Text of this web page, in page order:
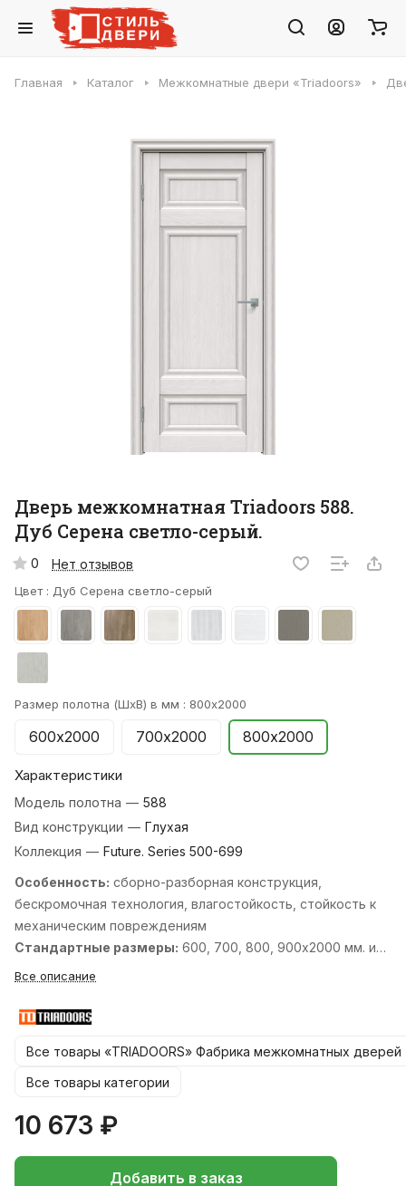
Главная Каталог Межкомнатные двери «Triadoors»
Дверь межкомнатная Triadoors 588.
Дуб Серена светло-серый.
0 Нет отзывов
Цвет : Дуб Серена светло-серый
Размер полотна (ШхВ) в мм : 800х2000
600х2000 700х2000 800х2000
Характеристики
Модель полотна — 588
Вид конструкции — Глухая
Коллекция — Future. Series 500-699
Особенность: cборно-разборная конструкция,
бескромочная технология, влагостойкость, стойкость к
механическим повреждениям
Стандартные размеры: 600, 700, 800, 900х2000 мм. и
550, 600х1900 мм.
Все описание
Все товары «TRIADOORS» Фабрика межкомнатных дверей
Все товары категории
10 673 ₽
Добавить в заказ